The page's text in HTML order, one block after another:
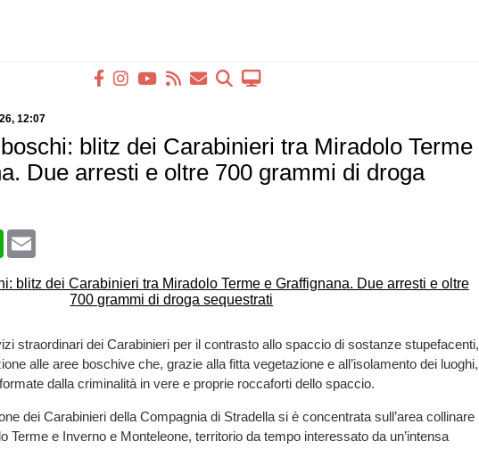
, 12:07
blitz dei Carabinieri tra Miradolo Terme
Due arresti e oltre 700 grammi di droga
WhatsApp
Email
straordinari dei Carabinieri per il contrasto allo spaccio di sostanze stupefacenti,
alle aree boschive che, grazie alla fitta vegetazione e all’isolamento dei luoghi,
dalla criminalità in vere e proprie roccaforti dello spaccio.
dei Carabinieri della Compagnia di Stradella si è concentrata sull’area collinare
Terme e Inverno e Monteleone, territorio da tempo interessato da un’intensa